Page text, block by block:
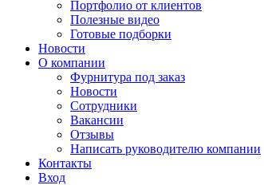
Портфолио от клиентов
Полезные видео
Готовые подборки
Новости
О компании
Фурнитура под заказ
Новости
Сотрудники
Вакансии
Отзывы
Написать руководителю компании
Контакты
Вход